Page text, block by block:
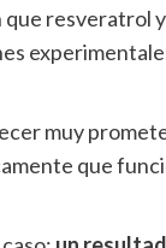
resveratrol
muy
que